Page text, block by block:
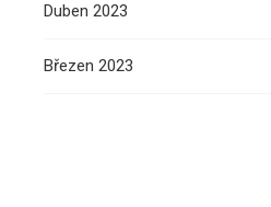
Duben 2023
Březen 2023